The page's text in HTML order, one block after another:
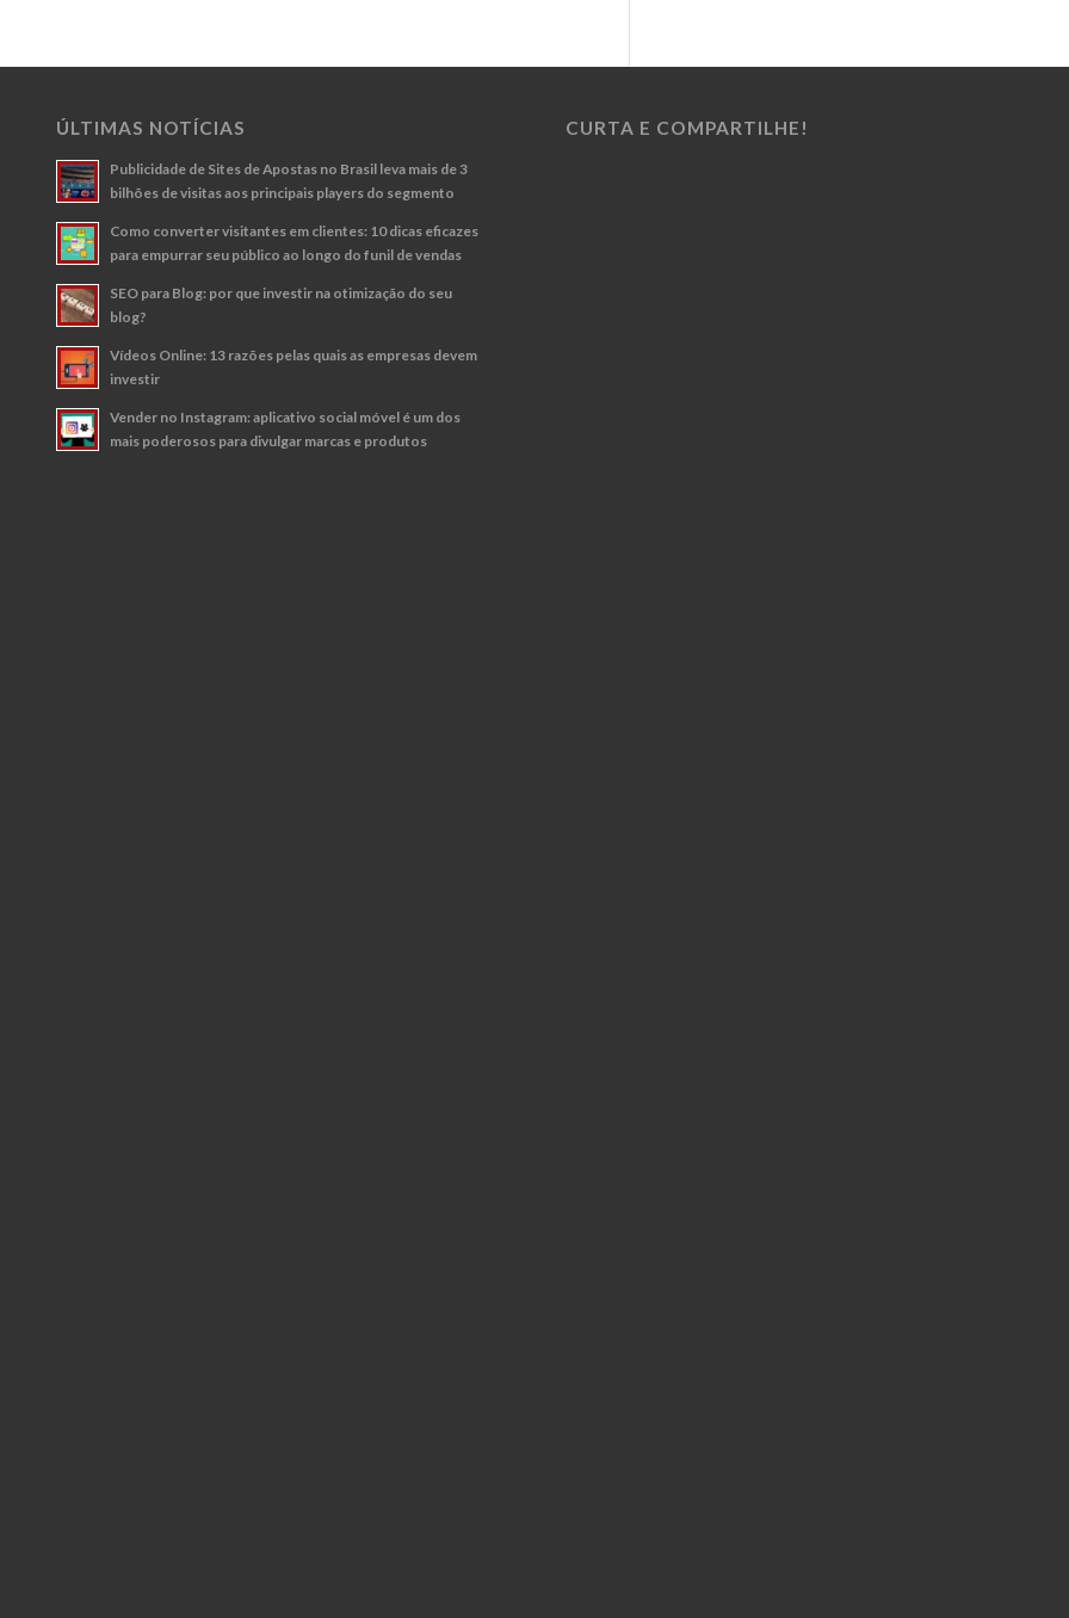
ÚLTIMAS NOTÍCIAS
Publicidade de Sites de Apostas no Brasil leva mais de 3
bilhões de visitas aos principais players do segmento
Como converter visitantes em clientes: 10 dicas eficazes
para empurrar seu público ao longo do funil de vendas
SEO para Blog: por que investir na otimização do seu
blog?
Vídeos Online: 13 razões pelas quais as empresas devem
investir
Vender no Instagram: aplicativo social móvel é um dos
mais poderosos para divulgar marcas e produtos
CURTA E COMPARTILHE!